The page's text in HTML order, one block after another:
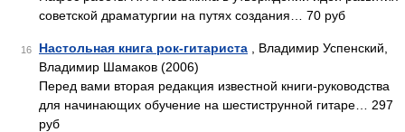
советской драматургии на путях создания… 70 руб
16 Настольная книга рок-гитариста , Владимир Успенский,
Владимир Шамаков (2006)
Перед вами вторая редакция известной книги-руководства
для начинающих обучение на шестиструнной гитаре… 297
руб